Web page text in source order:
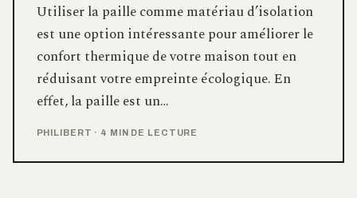
Utiliser la paille comme matériau d’isolation
est une option intéressante pour améliorer le
confort thermique de votre maison tout en
réduisant votre empreinte écologique. En
effet, la paille est un…
PHILIBERT · 4 MIN DE LECTURE